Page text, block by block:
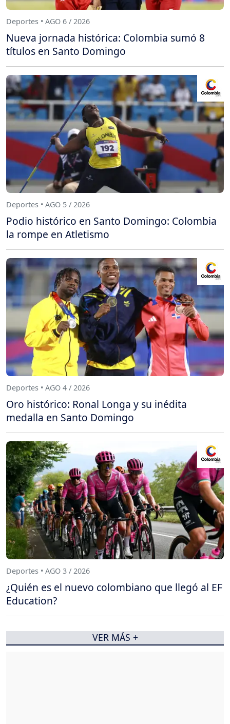
Deportes • AGO 6 / 2026
Nueva jornada histórica: Colombia sumó 8
títulos en Santo Domingo
Deportes • AGO 5 / 2026
Podio histórico en Santo Domingo: Colombia
la rompe en Atletismo
Deportes • AGO 4 / 2026
Oro histórico: Ronal Longa y su inédita
medalla en Santo Domingo
Deportes • AGO 3 / 2026
¿Quién es el nuevo colombiano que llegó al EF
Education?
VER MÁS +